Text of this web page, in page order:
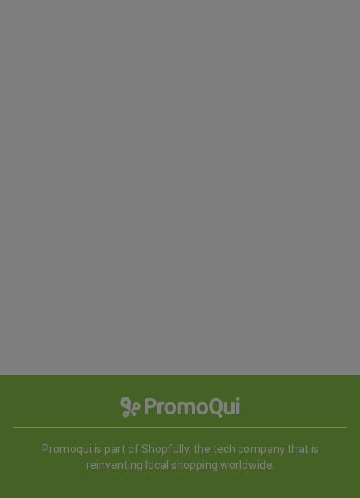
Promoqui is part of Shopfully, the tech company that is
reinventing local shopping worldwide.